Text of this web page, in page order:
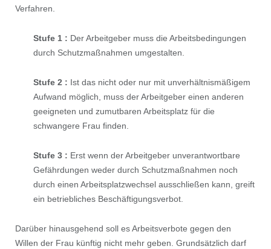
Verfahren.
Stufe 1 : Der Arbeitgeber muss die Arbeitsbedingungen
durch Schutzmaßnahmen umgestalten.
Stufe 2 : Ist das nicht oder nur mit unverhältnismäßigem
Aufwand möglich, muss der Arbeitgeber einen anderen
geeigneten und zumutbaren Arbeitsplatz für die
schwangere Frau ﬁnden.
Stufe 3 : Erst wenn der Arbeitgeber unverantwortbare
Gefährdungen weder durch Schutzmaßnahmen noch
durch einen Arbeitsplatzwechsel ausschließen kann, greift
ein betriebliches Beschäftigungsverbot.
Darüber hinausgehend soll es Arbeitsverbote gegen den
Willen der Frau künftig nicht mehr geben. Grundsätzlich darf